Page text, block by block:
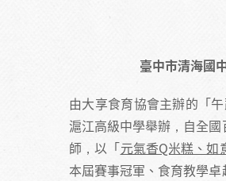
臺中市清海國
由大享食育協會主辦的「
滬江高級中學舉辦，自全
師，以「元氣香Q米糕、如
本屆賽事冠軍、食育教學